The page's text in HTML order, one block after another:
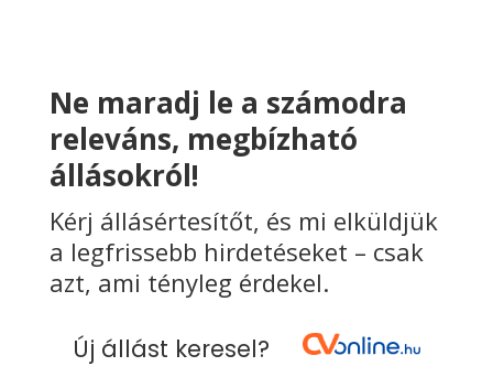
Ne maradj le a számodra
releváns, megbízható
állásokról!
Kérj állásértesítőt, és mi elküldjük
a legfrissebb hirdetéseket – csak
azt, ami tényleg érdekel.